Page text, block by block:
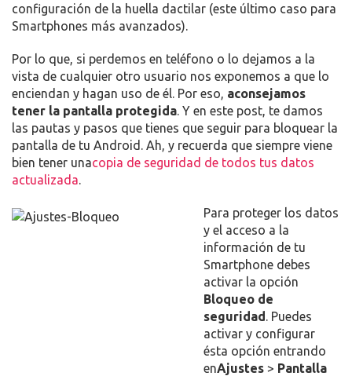
configuración de la huella dactilar (este último caso para
Smartphones más avanzados).
Por lo que, si perdemos en teléfono o lo dejamos a la
vista de cualquier otro usuario nos exponemos a que lo
enciendan y hagan uso de él. Por eso, aconsejamos
tener la pantalla protegida . Y en este post, te damos
las pautas y pasos que tienes que seguir para bloquear la
pantalla de tu Android. Ah, y recuerda que siempre viene
bien tener unacopia de seguridad de todos tus datos
actualizada
Para proteger los datos
y el acceso a la
información de tu
Smartphone debes
activar la opción
Bloqueo de
seguridad . Puedes
activar y configurar
ésta opción entrando
enAjustes > Pantalla